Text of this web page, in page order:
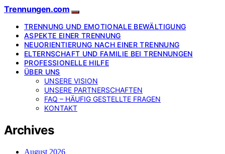
Trennungen.com
TRENNUNG UND EMOTIONALE BEWÄLTIGUNG
ASPEKTE EINER TRENNUNG
NEUORIENTIERUNG NACH EINER TRENNUNG
ELTERNSCHAFT UND FAMILIE BEI TRENNUNGEN
PROFESSIONELLE HILFE
ÜBER UNS
UNSERE VISION
UNSERE PARTNERSCHAFTEN
FAQ – HÄUFIG GESTELLTE FRAGEN
KONTAKT
Archives
August 2026